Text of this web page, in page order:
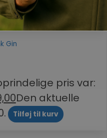
kurv
pris var:
Den aktuelle
Tilføj til kurv